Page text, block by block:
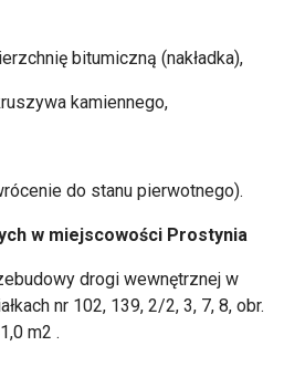
bitumiczną (nakładka),
kamiennego,
do stanu pierwotnego).
w miejscowości Prostynia
drogi wewnętrznej w
nr 102, 139, 2/2, 3, 7, 8, obr.
m2 .